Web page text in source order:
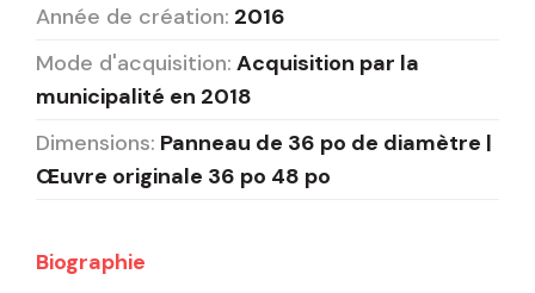
Année de création: 2016
Mode d'acquisition: Acquisition par la
municipalité en 2018
Dimensions: Panneau de 36 po de diamètre |
Œuvre originale 36 po 48 po
Biographie